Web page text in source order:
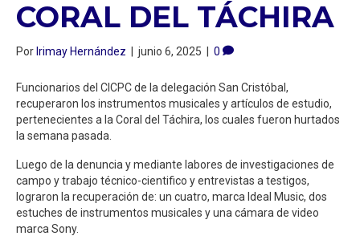
CORAL DEL TÁCHIRA
PorIrimay Hernández | junio 6, 2025 | 0
Funcionarios del CICPC de la delegación San Cristóbal,
recuperaron los instrumentos musicales y artículos de estudio,
pertenecientes a la Coral del Táchira, los cuales fueron hurtados
la semana pasada.
Luego de la denuncia y mediante labores de investigaciones de
campo y trabajo técnico-cientifico y entrevistas a testigos,
lograron la recuperación de: un cuatro, marca Ideal Music, dos
estuches de instrumentos musicales y una cámara de video
marca Sony.